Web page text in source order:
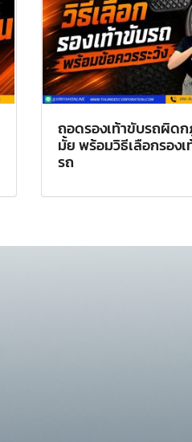
ถอดรองเท้าขับรถผิด
มั้ย พร้อมวิธีเลือกรองเ
รถ